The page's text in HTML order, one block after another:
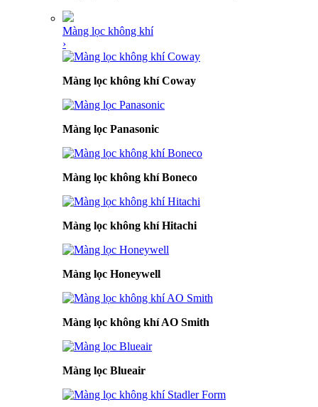
Màng lọc không khí
›
Màng lọc không khí Coway
Màng lọc Panasonic
Màng lọc không khí Boneco
Màng lọc không khí Hitachi
Màng lọc Honeywell
Màng lọc không khí AO Smith
Màng lọc Blueair